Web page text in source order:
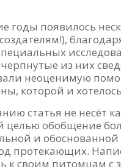
годы появилось
из них
неоценимую
которой и
статья не несёт
целью обобщение
и
протекающих.
к своим питомцам